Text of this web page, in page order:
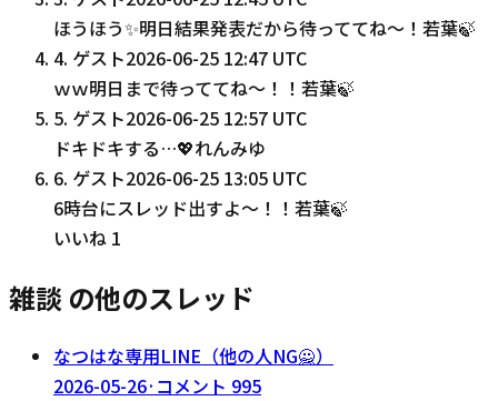
ほうほう✨明日結果発表だから待っててね～！若葉🍃
4. ゲスト2026-06-25 12:47 UTC
ｗｗ明日まで待っててね～！！若葉🍃
5. ゲスト2026-06-25 12:57 UTC
ドキドキする…💖れんみゆ
6. ゲスト2026-06-25 13:05 UTC
6時台にスレッド出すよ～！！若葉🍃
いいね 1
雑談 の他のスレッド
なつはな専用LINE（他の人NG🙅）
2026-05-26· コメント 995